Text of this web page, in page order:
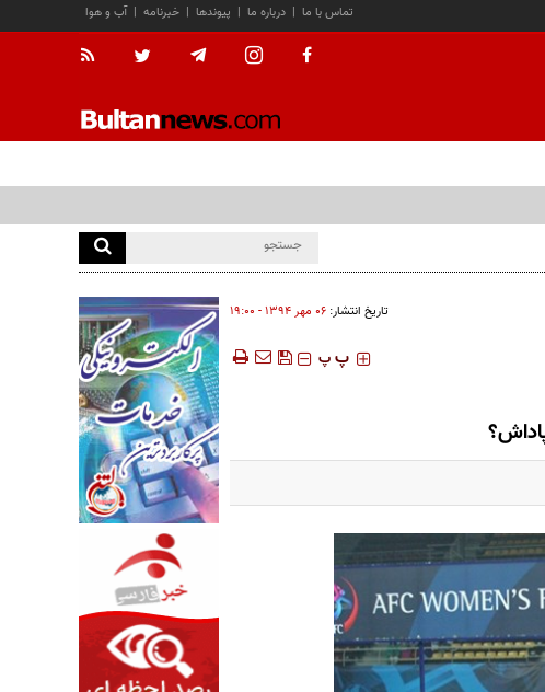
آب و هوا | خبرنامه | پیوندها | درباره ما | تماس با ما
تاریخ انتشار: ۰۶ مهر ۱۳۹۴ - ۱۹:۰۰
‍‍‍ پ پ